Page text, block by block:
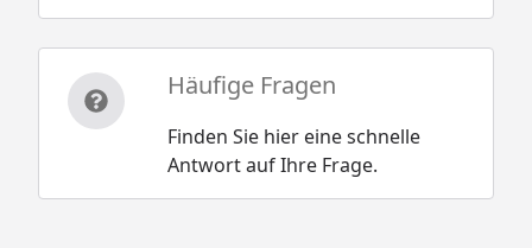
Häufige Fragen
Finden Sie hier eine schnelle
Antwort auf Ihre Frage.